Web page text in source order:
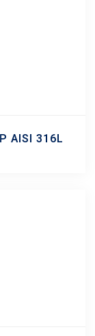
AISI 316L